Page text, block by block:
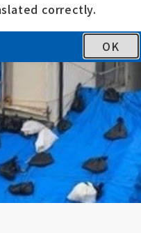
correctly.
OK